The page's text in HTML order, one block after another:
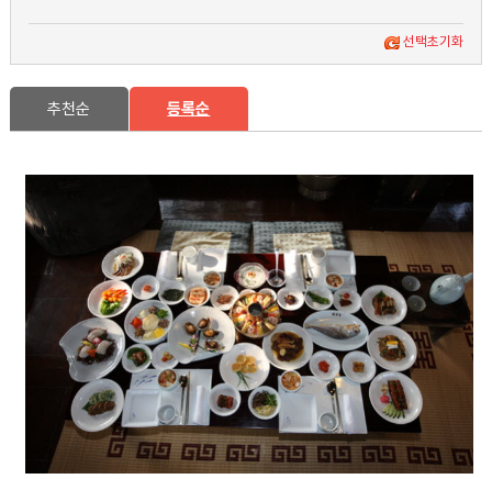
선택초기화
추천순 등록순